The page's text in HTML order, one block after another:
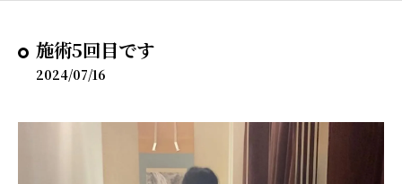
施術5回目です
2024/07/16